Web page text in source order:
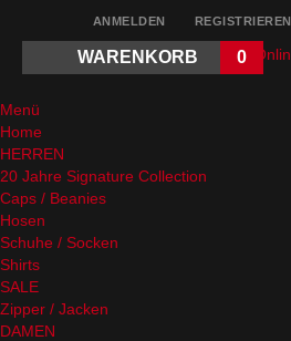
REGISTRIEREN
ANMELDEN
WARENKORB 0
Menü
Home
HERREN
20 Jahre Signature Collection
Caps / Beanies
Hosen
Schuhe / Socken
Shirts
SALE
Zipper / Jacken
DAMEN